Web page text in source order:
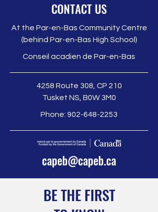
CONTACT US
At the Par-en-Bas Community Centre
(behind Par-en-Bas High School)
Conseil acadien de Par-en-Bas
4258 Route 308, CP 210
Tusket NS, B0W 3M0
Phone: 902-648-2253
capeb@capeb.ca
BE THE FIRST